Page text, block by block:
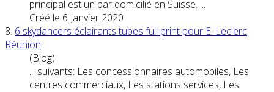
principal est un bar domicilié en Suisse. ...
Créé le 6 Janvier 2020
8. 6 skydancers éclairants tubes full print pour E. Leclerc
Réunion
(Blog)
... suivants: Les concessionnaires automobiles, Les
centres commerciaux, Les stations services, Les